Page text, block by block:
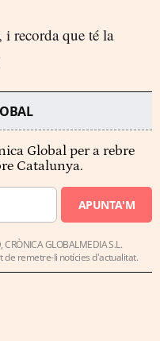
recorda que té la
Global per a rebre
Catalunya.
APUNTA'M
GLOBALMEDIA S.L.
de remetre-li notícies d'actualitat.